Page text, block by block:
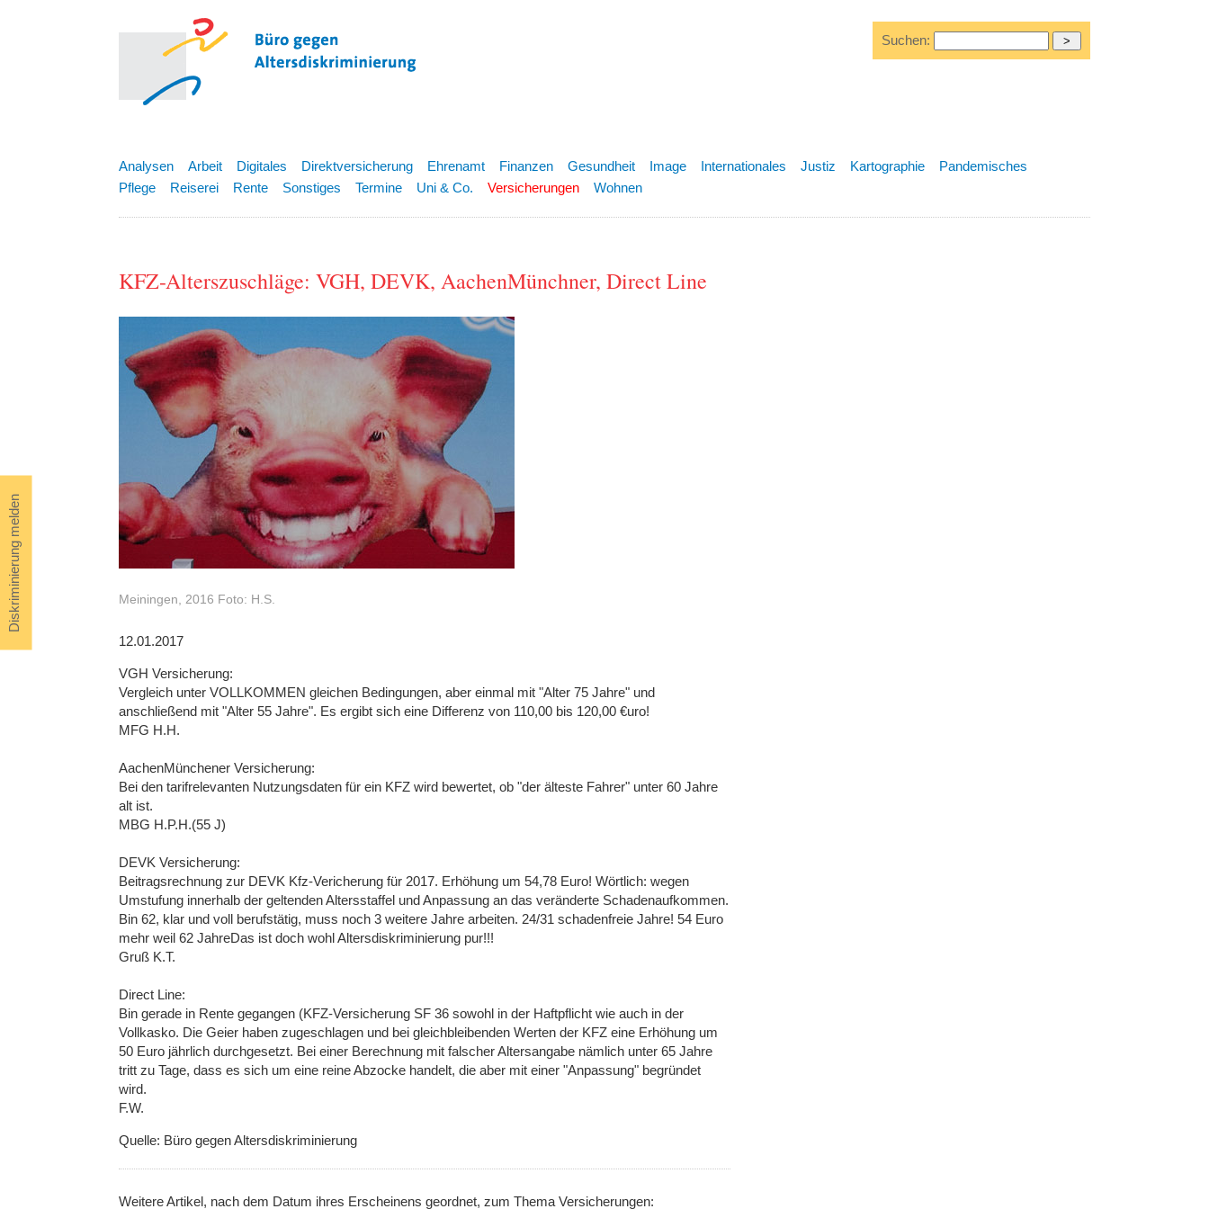
Diskriminierung melden
Suchen:
Analysen Arbeit Digitales Direktversicherung Ehrenamt Finanzen Gesundheit Image Internationales Justiz Kartographie
Pandemisches
Pflege
Reiserei Rente Sonstiges Termine Uni & Co. Versicherungen Wohnen
KFZ-Alterszuschläge: VGH, DEVK, AachenMünchner, Direct Line
Meiningen, 2016 Foto: H.S.
12.01.2017
VGH Versicherung:
Vergleich unter VOLLKOMMEN gleichen Bedingungen, aber einmal mit "Alter 75 Jahre" und
anschließend mit "Alter 55 Jahre". Es ergibt sich eine Differenz von 110,00 bis 120,00 €uro!
MFG H.H.
AachenMünchener Versicherung:
Bei den tarifrelevanten Nutzungsdaten für ein KFZ wird bewertet, ob "der älteste Fahrer" unter 60 Jahre
alt ist.
MBG H.P.H.(55 J)
DEVK Versicherung:
Beitragsrechnung zur DEVK Kfz-Vericherung für 2017. Erhöhung um 54,78 Euro! Wörtlich: wegen
Umstufung innerhalb der geltenden Altersstaffel und Anpassung an das veränderte Schadenaufkommen.
Bin 62, klar und voll berufstätig, muss noch 3 weitere Jahre arbeiten. 24/31 schadenfreie Jahre! 54 Euro
mehr weil 62 JahreDas ist doch wohl Altersdiskriminierung pur!!!
Gruß K.T.
Direct Line:
Bin gerade in Rente gegangen (KFZ-Versicherung SF 36 sowohl in der Haftpflicht wie auch in der
Vollkasko. Die Geier haben zugeschlagen und bei gleichbleibenden Werten der KFZ eine Erhöhung um
50 Euro jährlich durchgesetzt. Bei einer Berechnung mit falscher Altersangabe nämlich unter 65 Jahre
tritt zu Tage, dass es sich um eine reine Abzocke handelt, die aber mit einer "Anpassung" begründet
wird.
F.W.
Quelle: Büro gegen Altersdiskriminierung
Weitere Artikel, nach dem Datum ihres Erscheinens geordnet, zum Thema Versicherungen: